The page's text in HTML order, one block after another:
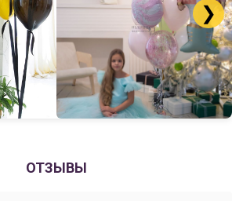
❯
ОТЗЫВЫ